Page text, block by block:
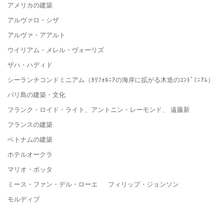
アメリカの建築
アルヴァロ・シザ
アルヴァ・アアルト
ウイリアム・メレル・ヴォーリズ
ザハ・ハディド
シーランチコンドミニアム（ｶﾘﾌｫﾙﾆｱの海岸に拡がる木造のｺﾝﾄﾞﾐﾆｱﾑ）
バリ島の建築・文化
フランク・ロイド・ライト、アントニン・レーモンド、 遠藤新
フランスの建築
ベトナムの建築
ホテルオークラ
マリオ・ボッタ
ミース・ファン・デル・ローエ フィリップ・ジョンソン
モルディブ